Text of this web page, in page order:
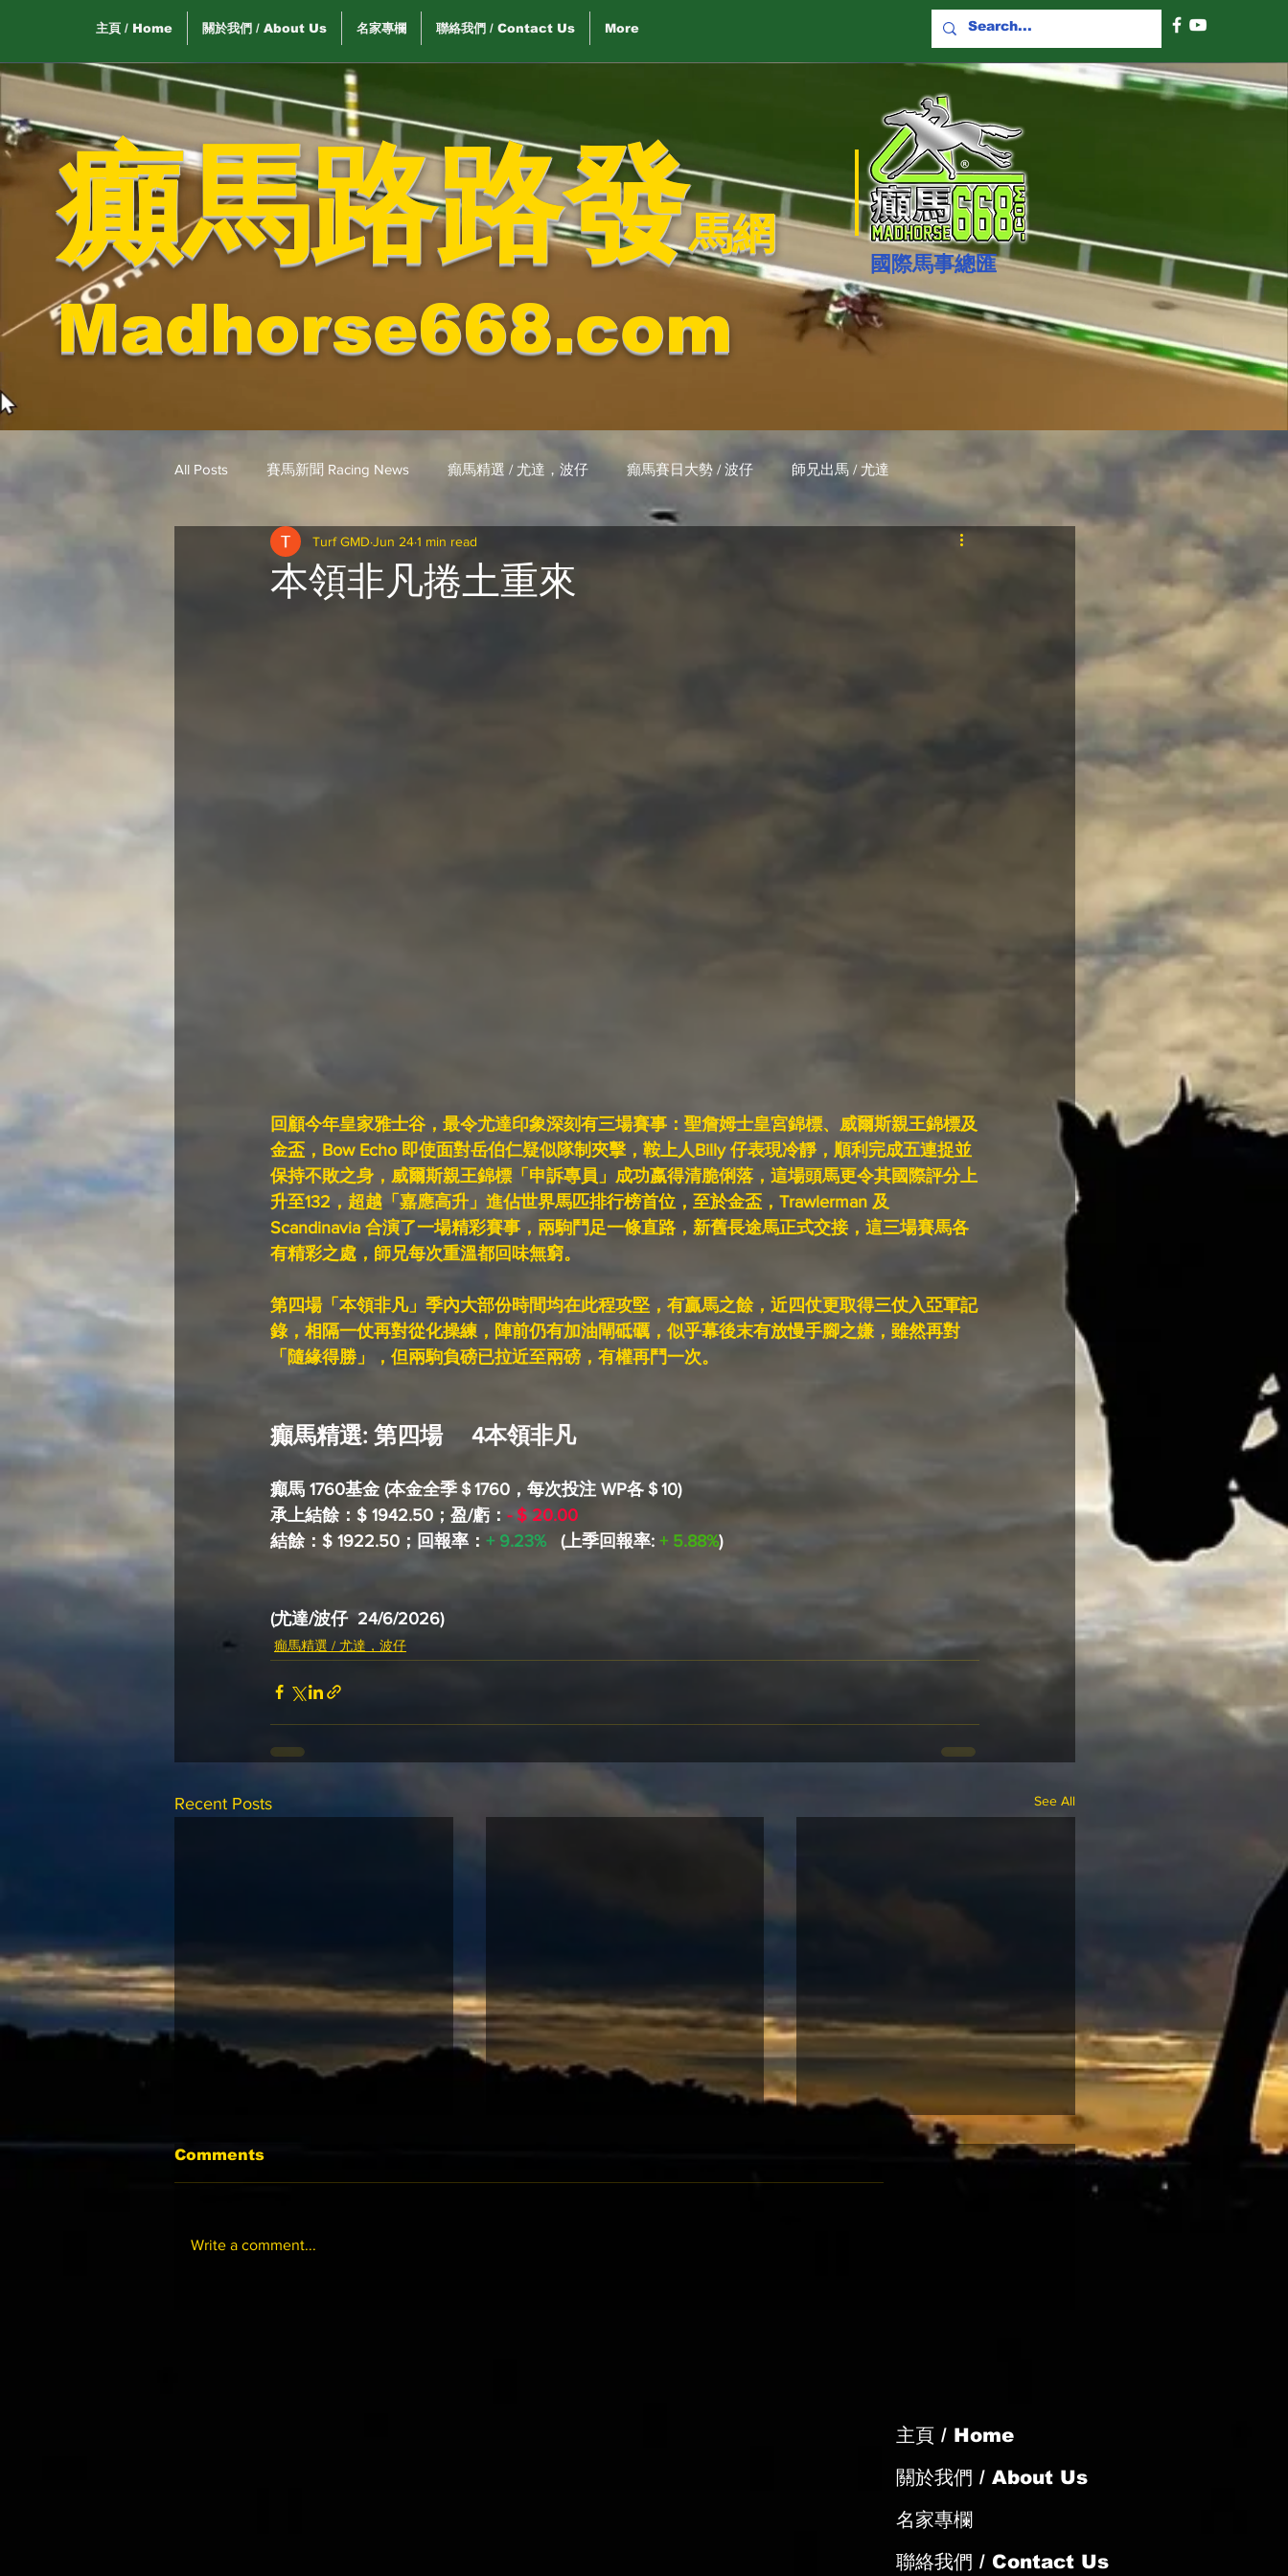
主頁 / Home 關於我們 / About Us 名家專欄 聯絡我們 / Contact Us More
癲馬路路發馬網
Madhorse668.com
國際​馬事總匯
All Posts 賽馬新聞 Racing News 癲馬精選 / 尤達，波仔 癲馬賽日大勢 / 波仔 師兄出馬 / 尤達
戈登說馬事 / 馬王哥頓 三 T 大茶飯 / LakLak 自購馬透視 / G.C.
本領非凡捲土重來
Turf GMD Jun 241 min read
回顧今年皇家雅士谷，最令尤達印象深刻有三場賽事：聖詹姆士皇宮錦標、威爾斯親王錦標及
金盃，Bow Echo 即使面對岳伯仁疑似隊制夾擊，鞍上人Billy 仔表現冷靜，順利完成五連捉並
保持不敗之身，威爾斯親王錦標「申訴專員」成功嬴得清脆俐落，這場頭馬更令其國際評分上
升至132，超越「嘉應高升」進佔世界馬匹排行榜首位，至於金盃，Trawlerman 及
Scandinavia 合演了一場精彩賽事，兩駒鬥足一條直路，新舊長途馬正式交接，這三場賽馬各
有精彩之處，師兄每次重溫都回味無窮。
第四場「本領非凡」季內大部份時間均在此程攻堅，有贏馬之餘，近四仗更取得三仗入亞軍記
錄，相隔一仗再對從化操練，陣前仍有加油閘砥礪，似乎幕後末有放慢手腳之嫌，雖然再對
「隨緣得勝」，但兩駒負磅已拉近至兩磅，有權再鬥一次。
癲馬精選: 第四場     4本領非凡
癲馬 1760基金 (本金全季＄1760，每次投注 WP各＄10)
承上結餘：$ 1942.50；盈/虧： - $ 20.00
結餘：$ 1922.50；回報率： + 9.23% (上季回報率: + 5.88%)
(尤達/波仔  24/6/2026)
癲馬精選 / 尤達，波仔
Recent Posts See All
東來欣賞值得捧場
Comments
Write a comment...
主頁 / Home
關於我們 / About Us
名家專欄
聯絡我們 / Contact Us